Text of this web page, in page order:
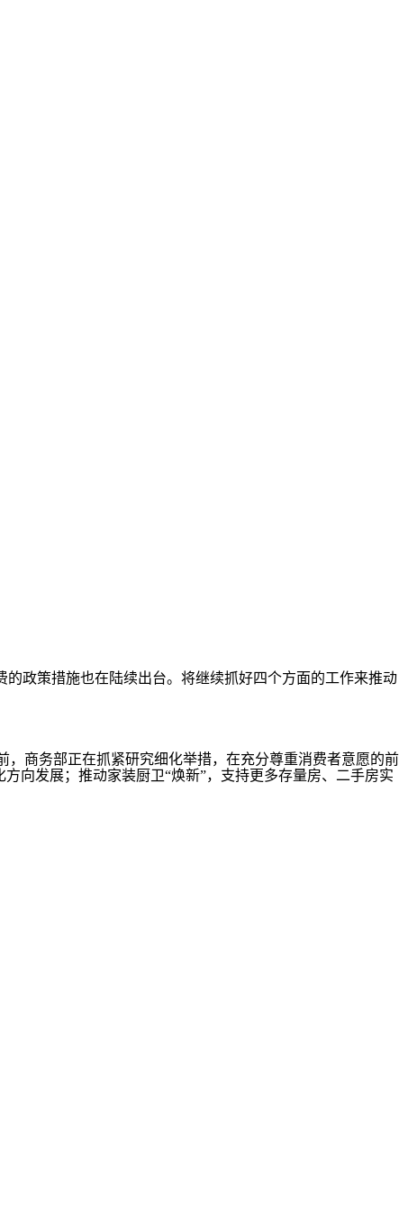
政策措施也在陆续出台。将继续抓好四个方面的工作来推动
商务部正在抓紧研究细化举措，在充分尊重消费者意愿的前
向发展；推动家装厨卫“焕新”，支持更多存量房、二手房实